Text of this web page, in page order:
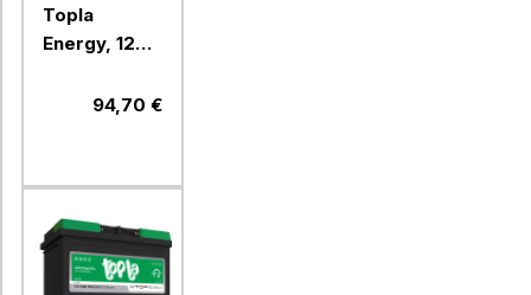
Topla
Energy, 12V,
D+, 108045
94,70 €